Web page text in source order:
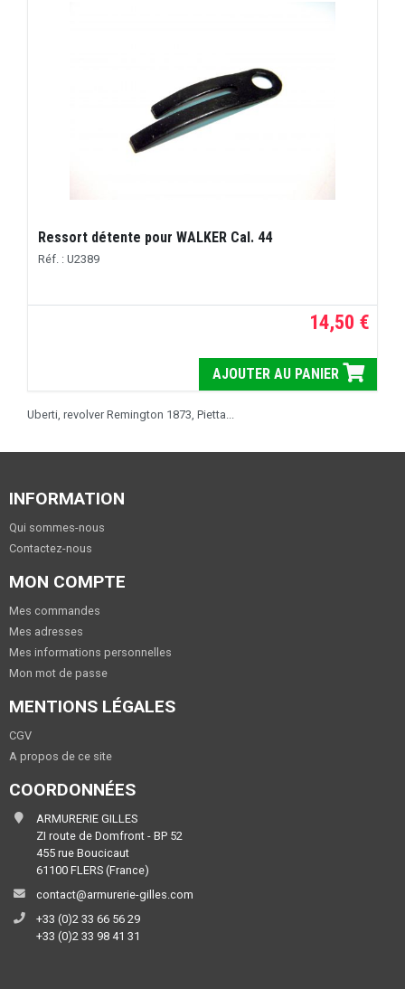
Ressort détente pour WALKER Cal. 44
Réf. : U2389
14,50 €
AJOUTER AU PANIER
Uberti, revolver Remington 1873, Pietta...
INFORMATION
Qui sommes-nous
Contactez-nous
MON COMPTE
Mes commandes
Mes adresses
Mes informations personnelles
Mon mot de passe
MENTIONS LÉGALES
CGV
A propos de ce site
COORDONNÉES
ARMURERIE GILLES
ZI route de Domfront - BP 52
455 rue Boucicaut
61100 FLERS (France)
contact@armurerie-gilles.com
+33 (0)2 33 66 56 29
+33 (0)2 33 98 41 31